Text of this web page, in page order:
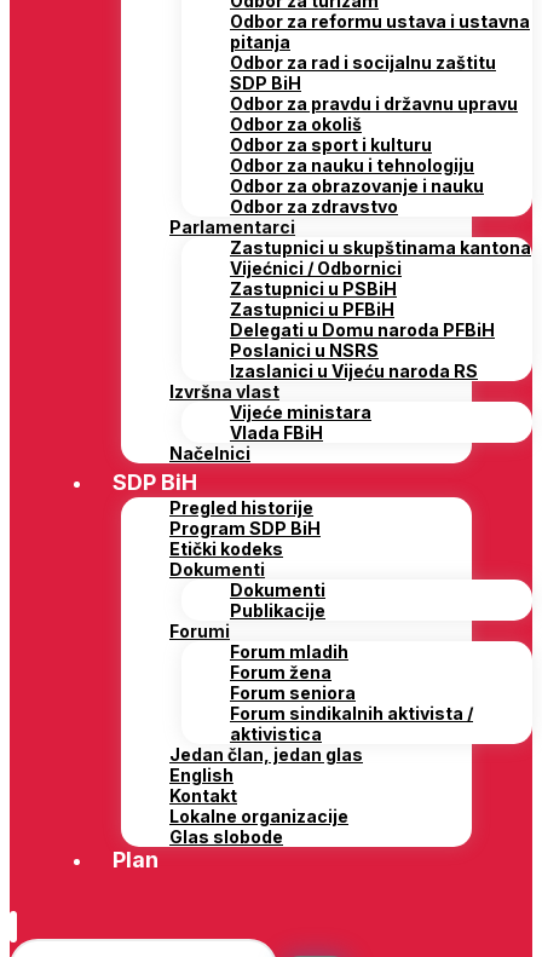
Odbor za reformu ustava i ustavna
pitanja
Odbor za rad i socijalnu zaštitu
SDP BiH
Odbor za pravdu i državnu upravu
Odbor za okoliš
Odbor za sport i kulturu
Odbor za nauku i tehnologiju
Odbor za obrazovanje i nauku
Odbor za zdravstvo
Parlamentarci
Zastupnici u skupštinama kantona
Vijećnici / Odbornici
Zastupnici u PSBiH
Zastupnici u PFBiH
Delegati u Domu naroda PFBiH
Poslanici u NSRS
Izaslanici u Vijeću naroda RS
Izvršna vlast
Vijeće ministara
Vlada FBiH
Načelnici
SDP BiH
Pregled historije
Program SDP BiH
Etički kodeks
Dokumenti
Dokumenti
Publikacije
Forumi
Forum mladih
Forum žena
Forum seniora
Forum sindikalnih aktivista /
aktivistica
Jedan član, jedan glas
English
Kontakt
Lokalne organizacije
Glas slobode
Plan